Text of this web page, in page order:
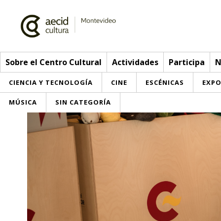
Sobre el Centro Cultural Actividades Participa
CIENCIA Y TECNOLOGÍA CINE ESCÉNICAS
MÚSICA SIN CATEGORÍA
Sobre el Centro Cultural
> Go to Actividades
Envíanos tu propuesta
Buzón de sugerencias